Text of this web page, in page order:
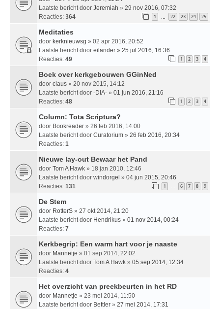
Laatste bericht door Jeremiah » 29 nov 2016, 07:32
Reacties: 364 1 … 22 23 24 25
Meditaties
door kerknieuwsg » 02 apr 2016, 20:52
Laatste bericht door eilander » 25 jul 2016, 16:36
Reacties: 49 1 2 3 4
Boek over kerkgebouwen GGinNed
door claus » 20 nov 2015, 14:12
Laatste bericht door -DIA- » 01 jun 2016, 21:16
Reacties: 48 1 2 3 4
Column: Tota Scriptura?
door Bookreader » 26 feb 2016, 14:00
Laatste bericht door Curatorium » 26 feb 2016, 20:34
Reacties: 1
Nieuwe lay-out Bewaar het Pand
door Tom A Hawk » 18 jan 2010, 12:46
Laatste bericht door windorgel » 04 jun 2015, 20:46
Reacties: 131 1 … 6 7 8 9
De Stem
door RotterS » 27 okt 2014, 21:20
Laatste bericht door Hendrikus » 01 nov 2014, 00:24
Reacties: 7
Kerkbegrip: Een warm hart voor je naaste
door Mannetje » 01 sep 2014, 22:02
Laatste bericht door Tom A Hawk » 05 sep 2014, 12:34
Reacties: 4
Het overzicht van preekbeurten in het RD
door Mannetje » 23 mei 2014, 11:50
Laatste bericht door Bettler » 27 mei 2014, 17:31